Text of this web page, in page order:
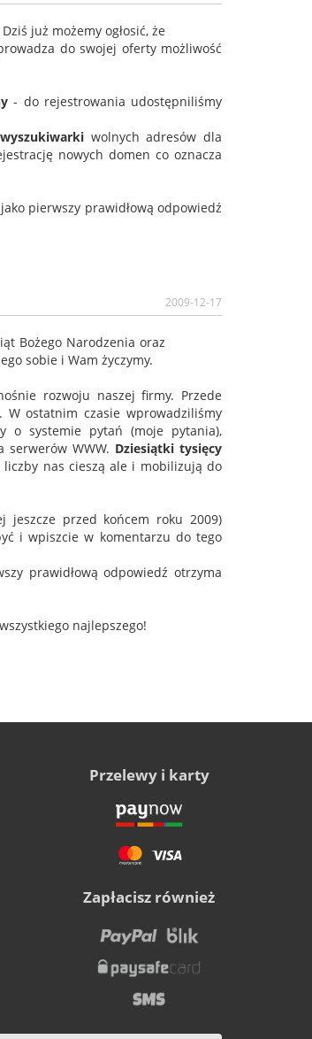
już możemy ogłosić, że
do swojej oferty możliwość
- do rejestrowania udostępniliśmy
wyszukiwarkiwolnych adresów dla
nowych domen co oznacza
pierwszy prawidłową odpowiedź
2009-12-17
Bożego Narodzenia oraz
sobie i Wam życzymy.
rozwoju naszej firmy. Przede
W ostatnim czasie wprowadziliśmy
o systemie pytań (moje pytania),
WWW. Dziesiątki tysięcy
liczby nas cieszą ale i mobilizują do
jeszcze przed końcem roku 2009)
i wpiszcie w komentarzu do tego
prawidłową odpowiedź otrzyma
najlepszego!
Przelewy i karty
Zapłacisz również